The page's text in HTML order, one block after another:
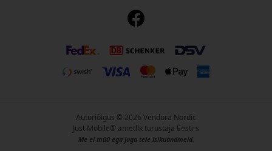
Autoriõigus © 2026 Vendora Nordic
Just Mobile® ametlik turustaja Eesti-s
Me ei müü ega jaga teie isikuandmeid.